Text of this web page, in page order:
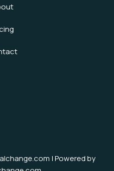
| Powered by